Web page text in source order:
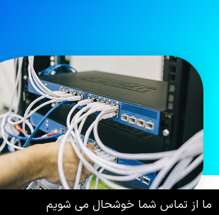
ما از تماس شما خوشحال می شویم